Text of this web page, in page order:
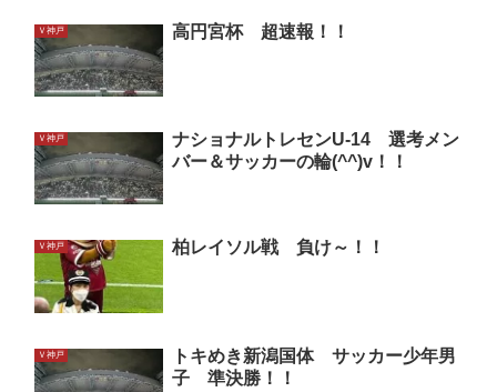
Ｖ神戸 高円宮杯 超速報！！
Ｖ神戸
ナショナルトレセンU-14 選考メン
バー＆サッカーの輪(^^)v！！
Ｖ神戸 柏レイソル戦 負け～！！
Ｖ神戸
トキめき新潟国体 サッカー少年男
子 準決勝！！